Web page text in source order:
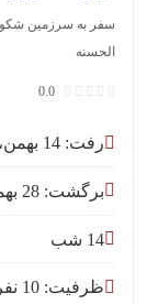
الحسنه
0.0
رفت: 14 بهمن، 1404
برگشت: 28 بهمن، 1404
14 شب
ظرفیت: 10 نفر